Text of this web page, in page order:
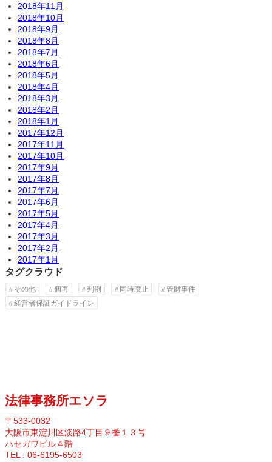
2018年11月
2018年10月
2018年9月
2018年8月
2018年7月
2018年6月
2018年5月
2018年4月
2018年3月
2018年2月
2018年1月
2017年12月
2017年11月
2017年10月
2017年9月
2017年8月
2017年7月
2017年6月
2017年5月
2017年4月
2017年3月
2017年2月
2017年1月
タグクラウド
その他 個再 判例 同時廃止
管財事件
経営者保証ガイドライン
法律事務所エソラ
〒533-0032
大阪市東淀川区淡路4丁目９番１３号
ハセガワビル４階
TEL : 06-6195-6503